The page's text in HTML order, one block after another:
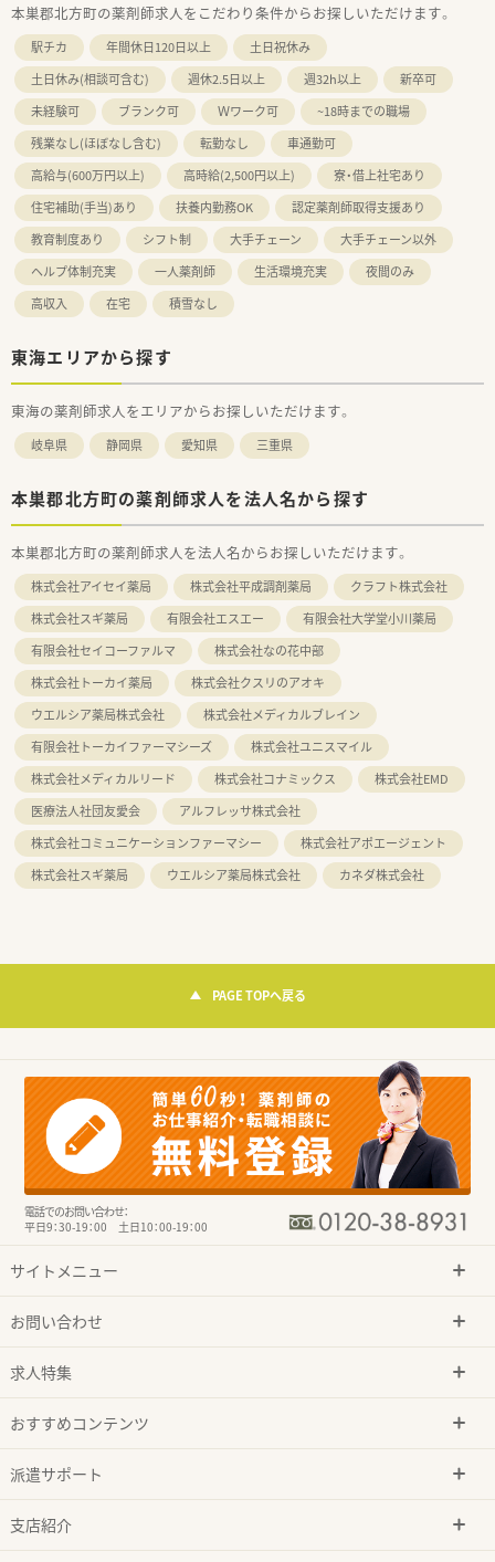
本巣郡北方町の薬剤師求人をこだわり条件からお探しいただけます。
駅チカ 年間休日120日以上
土日祝休み
土日休み(相談可含む)
週休2.5日以上 週32h以上
新卒可
未経験可
ブランク可 Ｗワーク可
~18時までの職場
残業なし(ほぼなし含む)
転勤なし
車通勤可
高給与(600万円以上)
高時給(2,500円以上)
寮・借上社宅あり
住宅補助(手当)あり
扶養内勤務OK
認定薬剤師取得支援あり
教育制度あり
シフト制 大手チェーン
大手チェーン以外
ヘルプ体制充実
一人薬剤師 生活環境充実
夜間のみ
高収入
在宅 積雪なし
東海エリアから探す
東海の薬剤師求人をエリアからお探しいただけます。
岐阜県 静岡県 愛知県 三重県
本巣郡北方町の薬剤師求人を法人名から探す
本巣郡北方町の薬剤師求人を法人名からお探しいただけます。
株式会社アイセイ薬局 株式会社平成調剤薬局
クラフト株式会社
株式会社スギ薬局
有限会社エスエー
有限会社大学堂小川薬局
有限会社セイコーファルマ
株式会社なの花中部
株式会社トーカイ薬局
株式会社クスリのアオキ
ウエルシア薬局株式会社
株式会社メディカルブレイン
有限会社トーカイファーマシーズ
株式会社ユニスマイル
株式会社メディカルリード
株式会社コナミックス
株式会社EMD
医療法人社団友愛会
アルフレッサ株式会社
株式会社コミュニケーションファーマシー
株式会社アポエージェント
株式会社スギ薬局
ウエルシア薬局株式会社 カネダ株式会社
PAGE TOPへ戻る
電話でのお問い合わせ：
平日9：30-19：00 土日10：00-19：00
サイトメニュー
お問い合わせ
求人特集
おすすめコンテンツ
派遣サポート
支店紹介